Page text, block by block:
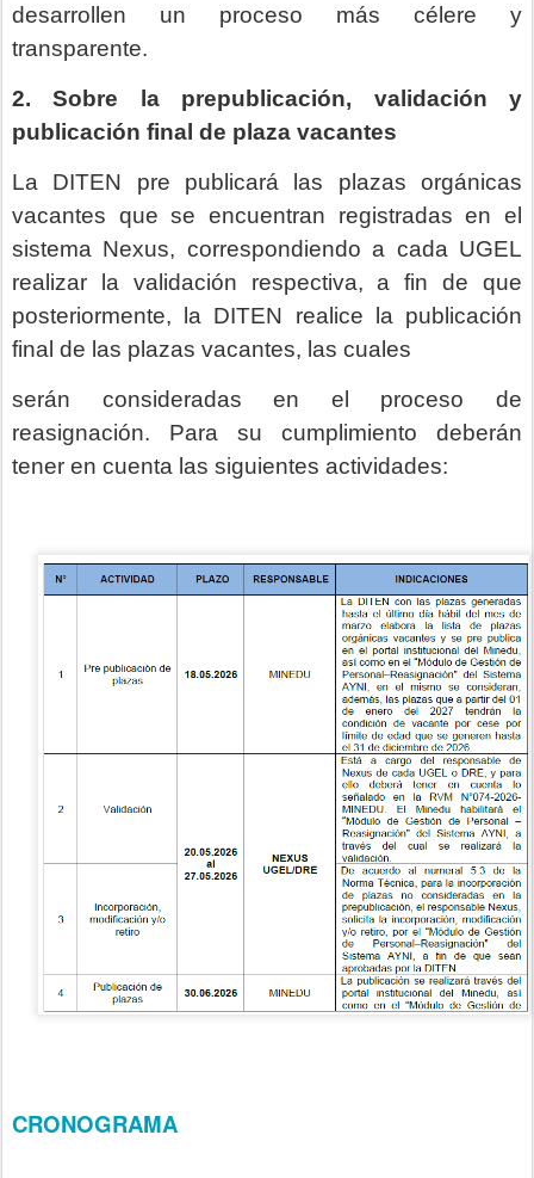
desarrollen un proceso más célere y
transparente.
2. Sobre la prepublicación, validación y
publicación final de plaza vacantes
La DITEN pre publicará las plazas orgánicas
vacantes que se encuentran registradas en el
sistema Nexus, correspondiendo a cada UGEL
realizar la validación respectiva, a fin de que
posteriormente, la DITEN realice la publicación
final de las plazas vacantes, las cuales
serán consideradas en el proceso de
reasignación. Para su cumplimiento deberán
tener en cuenta las siguientes actividades:
CRONOGRAMA